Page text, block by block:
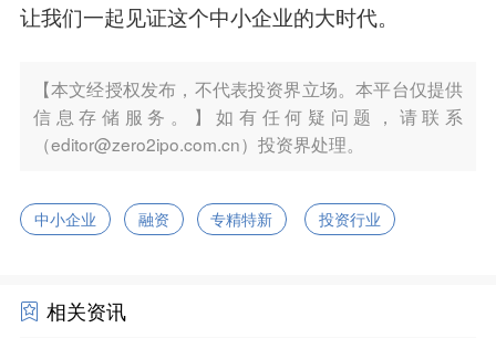
让我们一起见证这个中小企业的大时代。
【本文经授权发布，不代表投资界立场。本平台仅提供
信息存储服务。】如有任何疑问题，请联系
（editor@zero2ipo.com.cn）投资界处理。
中小企业 融资 专精特新 投资行业
相关资讯